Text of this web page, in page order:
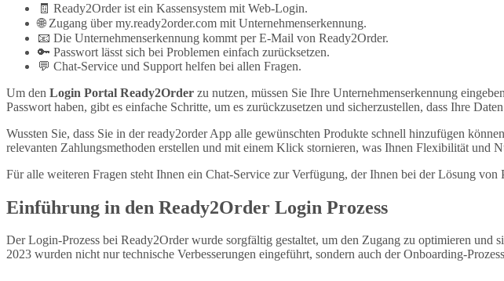
🧾 Ready2Order ist ein Kassensystem mit Web-Login.
🌐 Zugang über my.ready2order.com mit Unternehmenserkennung.
📧 Die Unternehmenserkennung kommt per E-Mail von Ready2Order.
🔑 Passwort lässt sich bei Problemen einfach zurücksetzen.
💬 Chat-Service und Support helfen bei allen Fragen.
Um den Login Portal Ready2Order zu nutzen, müssen Sie Ihre Unternehmenserkennung
Passwort haben, gibt es einfache Schritte, um es zurückzusetzen und sicherzustellen, dass Ihre
Wussten Sie, dass Sie in der ready2order App alle gewünschten Produkte schnell hinzufügen
relevanten Zahlungsmethoden erstellen und mit einem Klick stornieren, was Ihnen Flexibilität und
Für alle weiteren Fragen steht Ihnen ein Chat-Service zur Verfügung, der Ihnen bei der Lösung
Einführung in den Ready2Order Login Prozess
Der Login-Prozess bei Ready2Order wurde sorgfältig gestaltet, um den Zugang zu optimieren und
2023 wurden nicht nur technische Verbesserungen eingeführt, sondern auch der Onboarding-